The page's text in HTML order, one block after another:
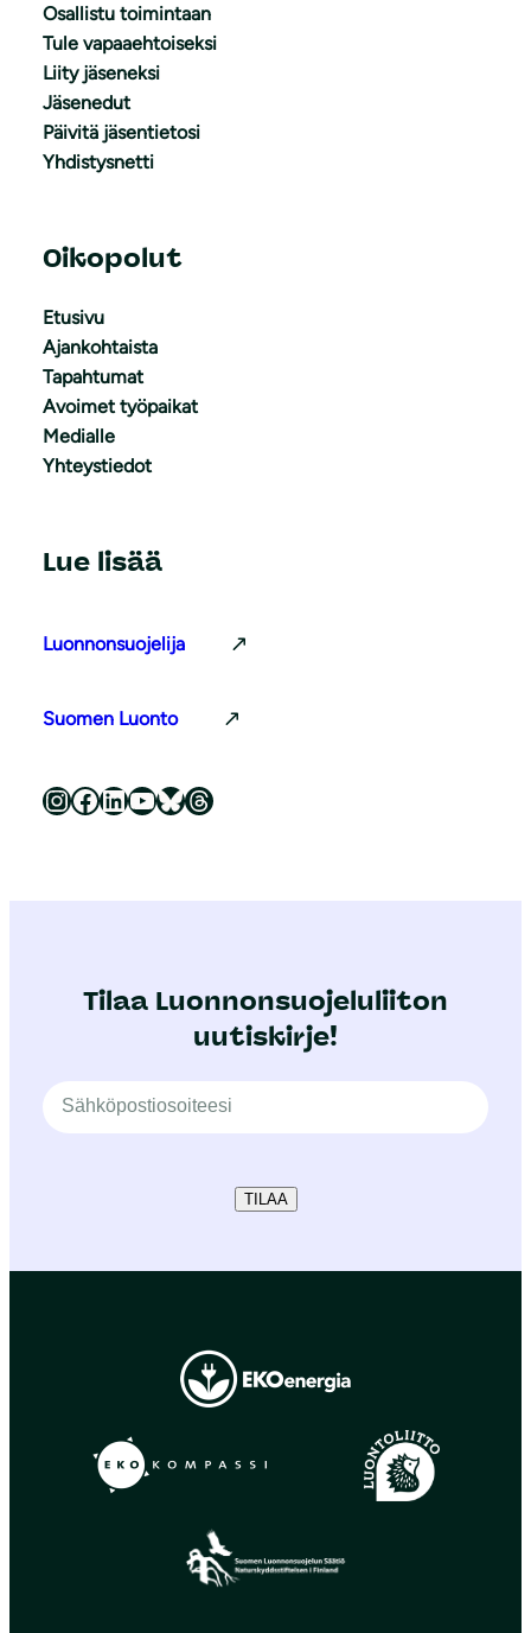
Osallistu toimintaan
Tule vapaaehtoiseksi
Liity jäseneksi
Jäsenedut
Päivitä jäsentietosi
Yhdistysnetti
Oikopolut
Etusivu
Ajankohtaista
Tapahtumat
Avoimet työpaikat
Medialle
Yhteystiedot
Lue lisää
Luonnonsuojelija
Suomen Luonto
Luonnonsuojeluliitto Instagramissa Luonnonsuojeluliitto Facebookissa Luonnonsuojeluliitto LinkedInissä Luonnonsuojeluliiton YouTube-kanava Luonnonsuojeluliitto Blueskyssa Luonnonsuojeluliitto Threadsissa
Tilaa Luonnonsuojeluliiton
uutiskirje!
TILAA